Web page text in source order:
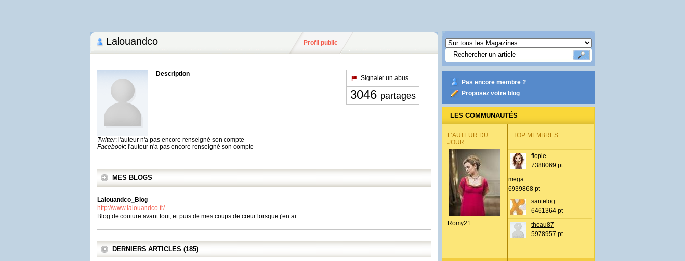
Lalouandco Profil public
Description
Twitter: l'auteur n'a pas encore renseigné son compte
Facebook: l'auteur n'a pas encore renseigné son compte
Signaler un abus
3046 partages
MES BLOGS
Lalouandco_Blog
http://www.lalouandco.fr/
Blog de couture avant tout, et puis de mes coups de cœur lorsque j'en ai
DERNIERS ARTICLES (185)
Pas encore membre ?
Proposez votre blog
LES COMMUNAUTÉS
L’AUTEUR DU
JOUR
Romy21
TOP MEMBRES
flopie
7388069 pt
mega
6939868 pt
santelog
6461364 pt
theau87
5978957 pt